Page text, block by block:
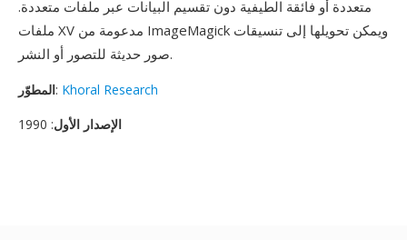
متعددة أو فائقة الطيفية دون تقسيم البيانات عبر ملفات متعددة.
ملفات XV مدعومة من ImageMagick ويمكن تحويلها إلى تنسيقات
صور حديثة للتصور أو النشر.
المطوّر: Khoral Research
الإصدار الأول: 1990